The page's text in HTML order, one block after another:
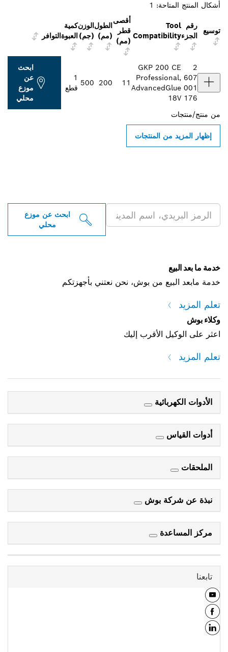
أشكال المنتج المتاحة: 1
توسيع
رقم
الجزء
Tool
Compatibility
أقصى
قطر
(مم)
الطول
(مم)
الوزن
(جم)
كمية
العبوةالتوافر
2
607
001
176
GKP 200 CE
Professional,
AdvancedGlue
18V
11
200
500
1
قطع
ابحث
عن
موزع
محلي
من منتج/منتجات
إظهار المزيد من المنتجات
ابحث عن موزع
محلي
خدمة ما بعد البيع
خدمة مابعد البيع من بوش، نحن نعتني بأجهزتكم
تعلم المزيد
وكلاء بوش
اعثر على الوكيل الأقرب إليك
تعلم المزيد
الأدوات الكهربائية
أدوات القياس
الملحقات
نبذة عن شركة بوش
مركز المساعدة
تابعنا